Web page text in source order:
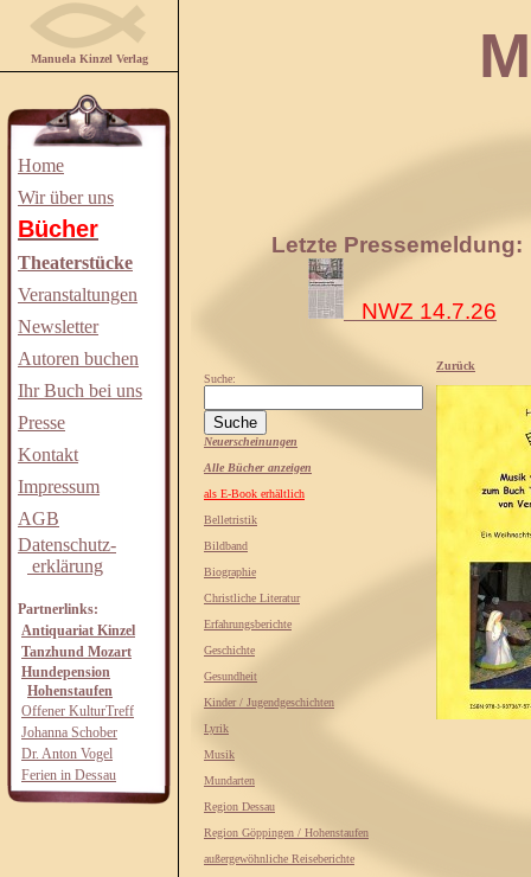
Manuela Kinzel Verlag
Home
Wir über uns
Bücher
Theaterstücke
Veranstaltungen
Newsletter
Autoren buchen
Ihr Buch bei uns
Presse
Kontakt
Impressum
AGB
Datenschutz-
erklärung
Partnerlinks:
Antiquariat Kinzel
Tanzhund Mozart
Hundepension
Hohenstaufen
Offener KulturTreff
Johanna Schober
Dr. Anton Vogel
Ferien in Dessau
Letzte Pressemeldung:
NWZ 14.7.26
Suche:
Neuerscheinungen
Alle Bücher anzeigen
als E-Book erhältlich
Belletristik
Bildband
Biographie
Christliche Literatur
Erfahrungsberichte
Geschichte
Gesundheit
Kinder / Jugendgeschichten
Lyrik
Musik
Mundarten
Region Dessau
Region Göppingen / Hohenstaufen
außergewöhnliche Reiseberichte
Zurück